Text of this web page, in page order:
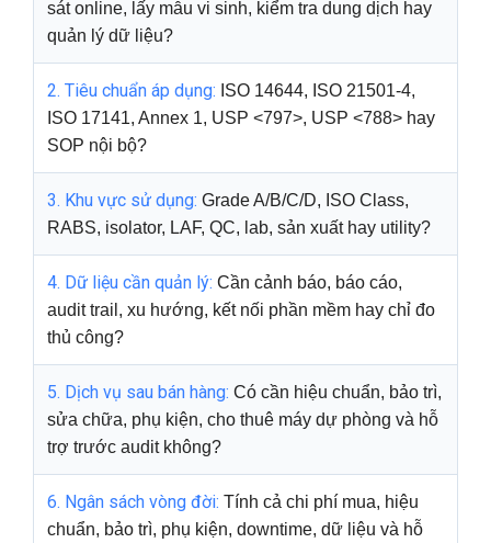
sát online, lấy mẫu vi sinh, kiểm tra dung dịch hay
quản lý dữ liệu?
2. Tiêu chuẩn áp dụng: ISO 14644, ISO 21501-4,
ISO 17141, Annex 1, USP <797>, USP <788> hay
SOP nội bộ?
3. Khu vực sử dụng: Grade A/B/C/D, ISO Class,
RABS, isolator, LAF, QC, lab, sản xuất hay utility?
4. Dữ liệu cần quản lý: Cần cảnh báo, báo cáo,
audit trail, xu hướng, kết nối phần mềm hay chỉ đo
thủ công?
5. Dịch vụ sau bán hàng: Có cần hiệu chuẩn, bảo trì,
sửa chữa, phụ kiện, cho thuê máy dự phòng và hỗ
trợ trước audit không?
6. Ngân sách vòng đời: Tính cả chi phí mua, hiệu
chuẩn, bảo trì, phụ kiện, downtime, dữ liệu và hỗ